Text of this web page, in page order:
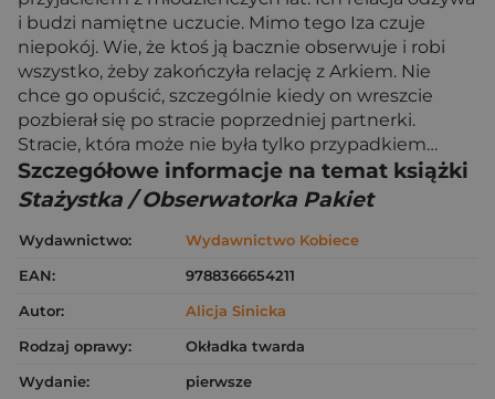
i budzi namiętne uczucie. Mimo tego Iza czuje
niepokój. Wie, że ktoś ją bacznie obserwuje i robi
wszystko, żeby zakończyła relację z Arkiem. Nie
chce go opuścić, szczególnie kiedy on wreszcie
pozbierał się po stracie poprzedniej partnerki.
Stracie, która może nie była tylko przypadkiem…
Szczegółowe informacje na temat książki
Stażystka / Obserwatorka Pakiet
Wydawnictwo:
Wydawnictwo Kobiece
EAN:
9788366654211
Autor:
Alicja Sinicka
Rodzaj oprawy:
Okładka twarda
Wydanie:
pierwsze